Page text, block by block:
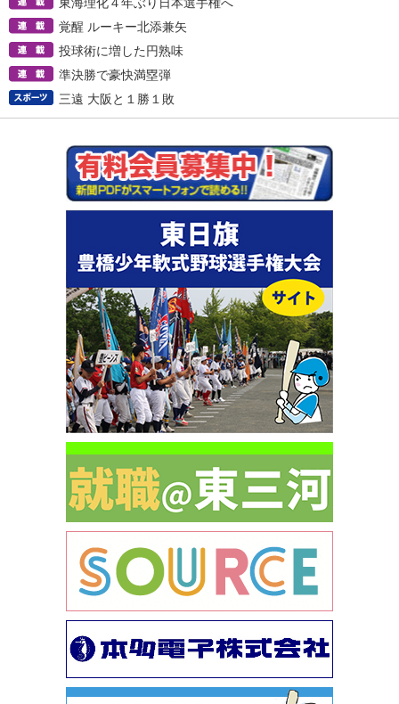
覚醒 ルーキー北添兼矢
投球術に増した円熟味
準決勝で豪快満塁弾
三遠 大阪と１勝１敗